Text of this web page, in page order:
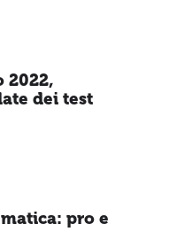
2022,
dei test
pro e